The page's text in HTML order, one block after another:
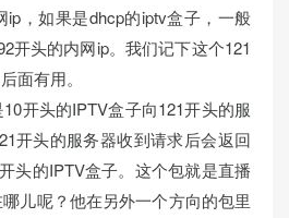
，如果是dhcp的iptv盒子，一般
开头的内网ip。我们记下这个121
面有用。
开头的IPTV盒子向121开头的服
开头的服务器收到请求后会返回
头的IPTV盒子。这个包就是直播
儿呢？他在另外一个方向的包里